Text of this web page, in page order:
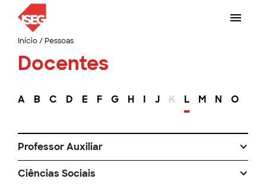
Início/ Pessoas
Docentes
A B C D E F G H I J K L M N O
Professor Auxiliar
Ciências Sociais